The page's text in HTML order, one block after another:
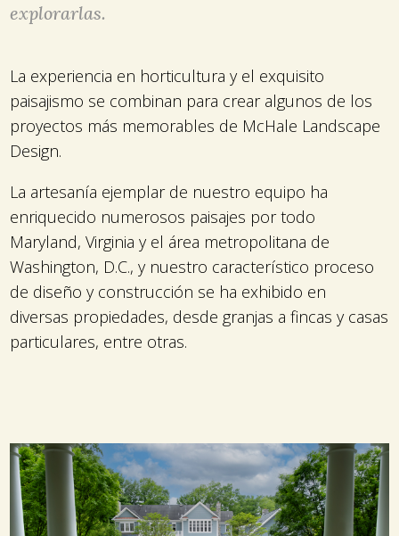
explorarlas.
La experiencia en horticultura y el exquisito
paisajismo se combinan para crear algunos de los
proyectos más memorables de McHale Landscape
Design.
La artesanía ejemplar de nuestro equipo ha
enriquecido numerosos paisajes por todo
Maryland, Virginia y el área metropolitana de
Washington, D.C., y nuestro característico proceso
de diseño y construcción se ha exhibido en
diversas propiedades, desde granjas a fincas y casas
particulares, entre otras.